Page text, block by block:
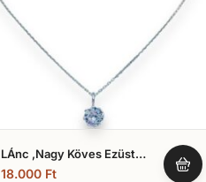
LÁnc ,Nagy Köves Ezüst
(Nr.8)
18.000 Ft